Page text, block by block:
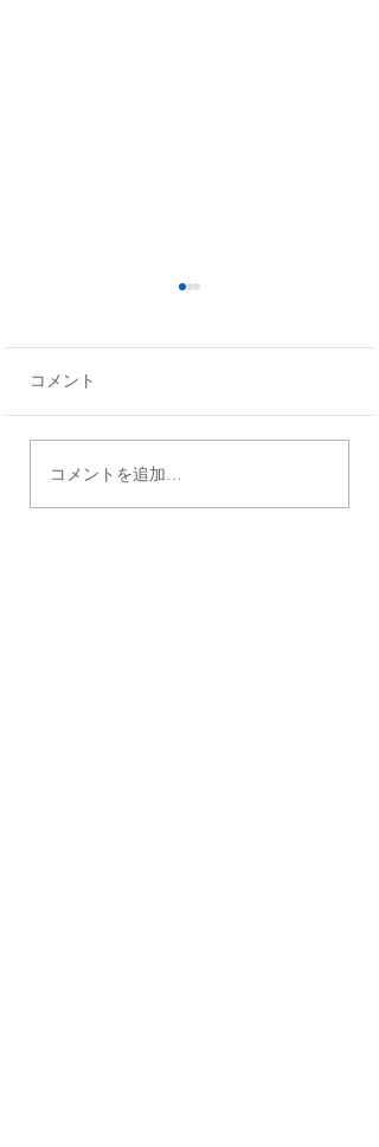
【月刊福祉12月号連載：
コメント
コメントを追加…